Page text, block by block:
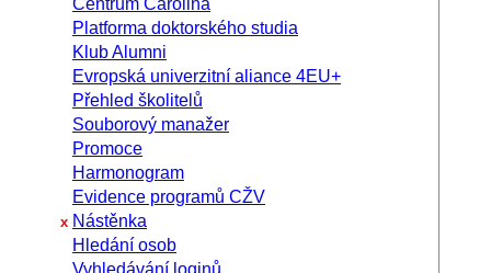
Centrum Carolina
Platforma doktorského studia
Klub Alumni
Evropská univerzitní aliance 4EU+
Přehled školitelů
Souborový manažer
Promoce
Harmonogram
Evidence programů CŽV
x Nástěnka
Hledání osob
Vyhledávání loginů